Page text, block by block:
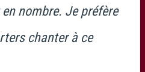
nombre. Je préfère
chanter à ce